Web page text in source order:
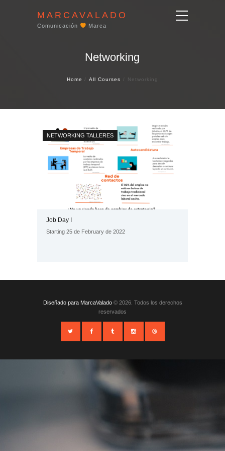
MARCAVALADO
Comunicación Marca
Networking
Home All Courses Networking
NETWORKING TALLERES
Job Day I
Starting 25 de February de 2022
Diseñado para MarcaValado© 2026. Todos los derechos
reservados